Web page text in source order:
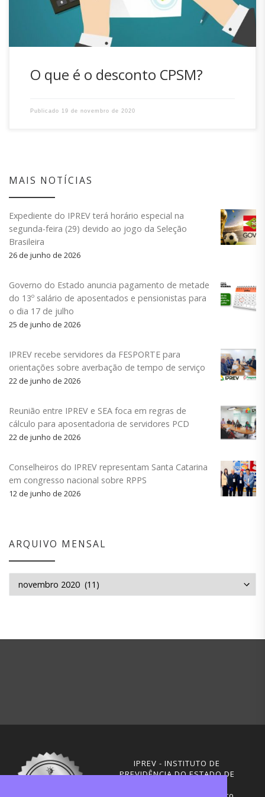
O que é o desconto CPSM?
Publicado 19 de novembro de 2020
MAIS NOTÍCIAS
Expediente do IPREV terá horário especial na
segunda-feira (29) devido ao jogo da Seleção
Brasileira
26 de junho de 2026
Governo do Estado anuncia pagamento de metade
do 13º salário de aposentados e pensionistas para
o dia 17 de julho
25 de junho de 2026
IPREV recebe servidores da FESPORTE para
orientações sobre averbação de tempo de serviço
22 de junho de 2026
Reunião entre IPREV e SEA foca em regras de
cálculo para aposentadoria de servidores PCD
22 de junho de 2026
Conselheiros do IPREV representam Santa Catarina
em congresso nacional sobre RPPS
12 de junho de 2026
ARQUIVO MENSAL
IPREV - INSTITUTO DE
PREVIDÊNCIA DO ESTADO DE